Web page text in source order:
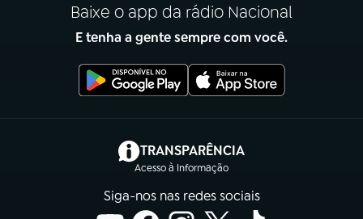
Baixe o app da rádio Nacional
E tenha a gente sempre com você.
TRANSPARÊNCIA
Acesso à Informação
(abre em nova aba)
Siga-nos nas redes sociais